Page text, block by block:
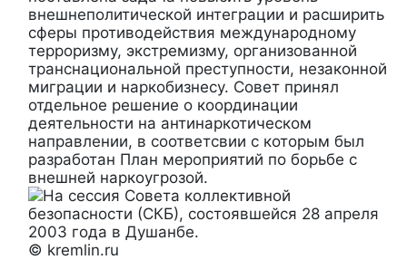
внешнеполитической интеграции и расширить
сферы противодействия международному
терроризму, экстремизму, организованной
транснациональной преступности, незаконной
миграции и наркобизнесу. Совет принял
отдельное решение о координации
деятельности на антинаркотическом
направлении, в соответсвии с которым был
разработан План мероприятий по борьбе с
внешней наркоугрозой.
© kremlin.ru